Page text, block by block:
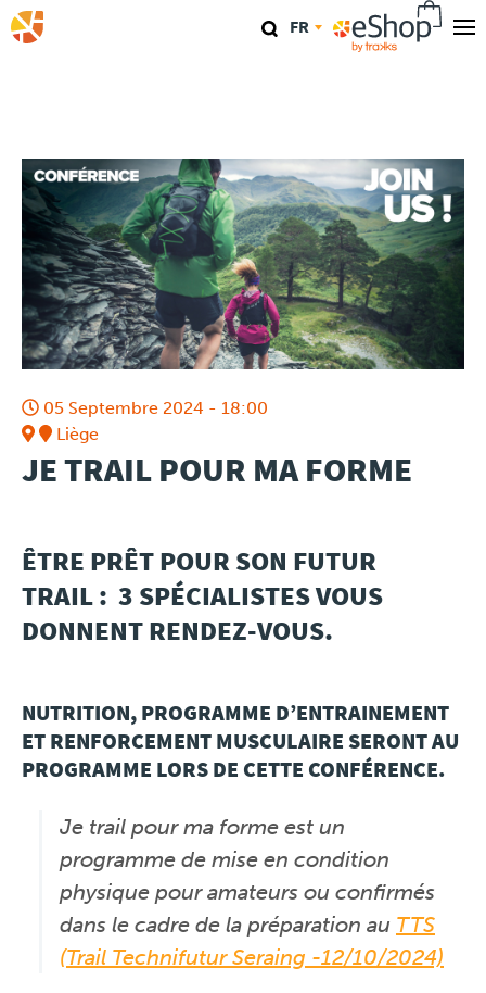
Aller
au
Coaching
Agenda
Clinics
Conférence
Course
Travel
Travel
Plus
Jobs
News
Tests Produits
TraKKs Team
Partenaires
FR
05 Septembre 2024 - 18:00
Liège
JE TRAIL POUR MA FORME
ÊTRE PRÊT POUR SON FUTUR
TRAIL : 3 SPÉCIALISTES VOUS
DONNENT RENDEZ-VOUS.
NUTRITION, PROGRAMME D’ENTRAINEMENT
ET RENFORCEMENT MUSCULAIRE SERONT AU
PROGRAMME LORS DE CETTE CONFÉRENCE.
Je trail pour ma forme est un
programme de mise en condition
physique pour amateurs ou confirmés
dans le cadre de la préparation au TTS
(Trail Technifutur Seraing -12/10/2024)